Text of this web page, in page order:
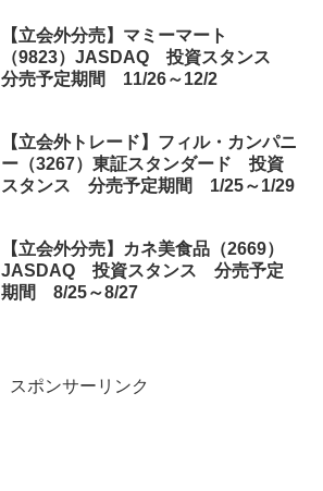
【立会外分売】マミーマート
（9823）JASDAQ 投資スタンス
分売予定期間 11/26～12/2
【立会外トレード】フィル・カンパニ
ー（3267）東証スタンダード 投資
スタンス 分売予定期間 1/25～1/29
【立会外分売】カネ美食品（2669）
JASDAQ 投資スタンス 分売予定
期間 8/25～8/27
スポンサーリンク